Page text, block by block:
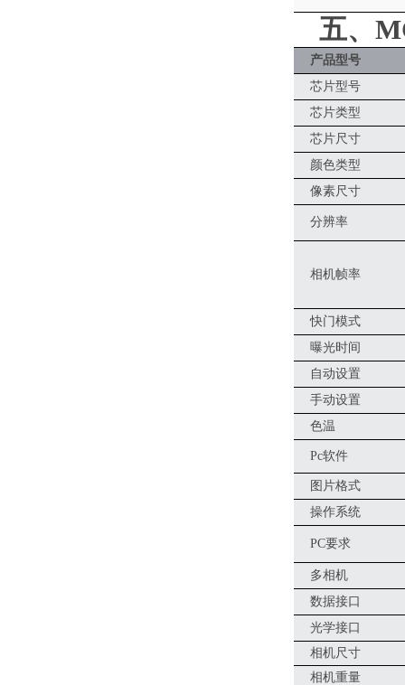
五、
产品型号
芯片型号
芯片类型
芯片尺寸
颜色类型
像素尺寸
分辨率
相机帧率
快门模式
曝光时间
自动设置
手动设置
色温
Pc软件
图片格式
操作系统
PC要求
多相机
数据接口
光学接口
相机尺寸
相机重量